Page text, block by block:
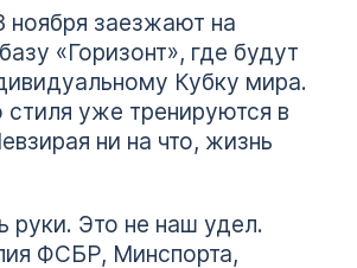
ноября заезжают на
«Горизонт», где будут
Кубку мира.
стиля уже тренируются в
ни на что, жизнь
руки. Это не наш удел.
ФСБР, Минспорта,